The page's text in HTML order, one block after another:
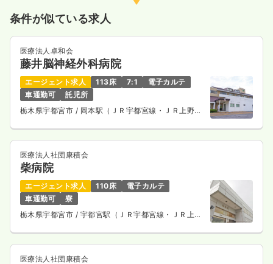
気になる
条件が似ている求人
医療法人卓和会
藤井脳神経外科病院
エージェント求人 113床 7:1
電子カルテ
車通勤可
託児所
栃木県宇都宮市 / 岡本駅（ＪＲ宇都宮線・ＪＲ上野東
医療法人社団康積会
柴病院
エージェント求人 110床
電子カルテ
車通勤可
寮
栃木県宇都宮市 / 宇都宮駅（ＪＲ宇都宮線・ＪＲ上野
医療法人社団康積会